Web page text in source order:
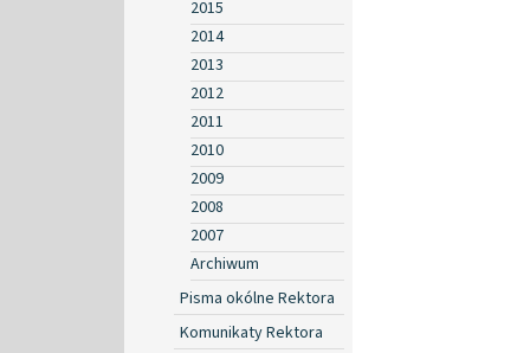
2015
2014
2013
2012
2011
2010
2009
2008
2007
Archiwum
Pisma okólne Rektora
Komunikaty Rektora